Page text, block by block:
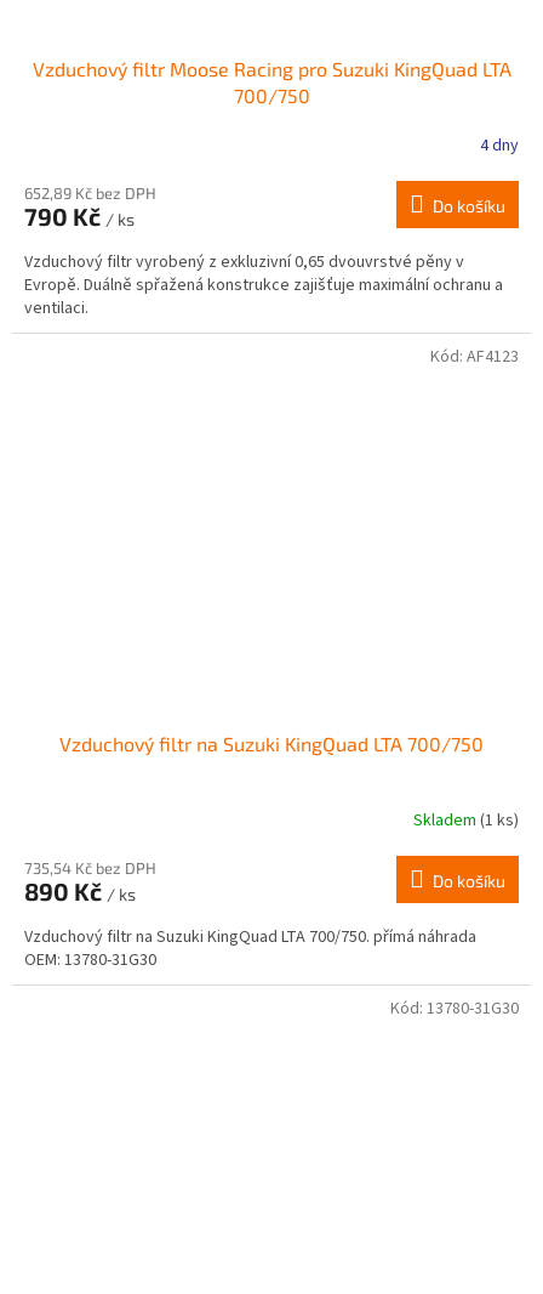
Vzduchový filtr Moose Racing pro Suzuki KingQuad LTA
700/750
4 dny
652,89 Kč bez DPH
790 Kč / ks
Do košíku
Vzduchový filtr vyrobený z exkluzivní 0,65 dvouvrstvé pěny v
Evropě. Duálně spřažená konstrukce zajišťuje maximální ochranu a
ventilaci.
Vzduchový filtr na Suzuki KingQuad LTA 700/750
Skladem (1 ks)
735,54 Kč bez DPH
890 Kč / ks
Do košíku
Vzduchový filtr na Suzuki KingQuad LTA 700/750. přímá náhrada
OEM: 13780-31G30
Kód: AF4123
Kód: 13780-31G30